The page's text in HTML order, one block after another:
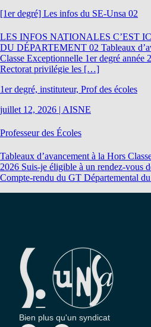
[1er degré] Les infos du SE-Unsa 02
LES INFOS NATIONALES C’EST
DU DÉPARTEMENT 02 Tableaux
Classe Exceptionnelle 1er degré année
Rectorat privilégie les […]
1er degré, instituteur, Prof des écoles
juillet 12, 2026 | AISNE
Professeur des Écoles
Tableaux d’avancement à la Hors
2026 Suis-je éligible à un rendez-vous
Compte-rendu du GT Départemental
Bien plus qu'un syndicat